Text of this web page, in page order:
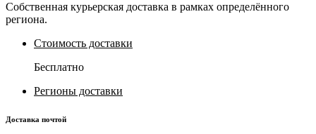
Собственная курьерская доставка в рамках определённого
региона.
Стоимость доставки
Бесплатно
Регионы доставки
Доставка почтой